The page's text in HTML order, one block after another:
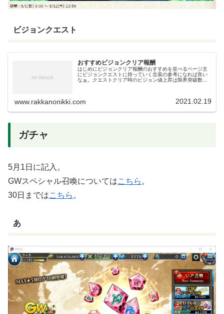
ビジョンクエスト
おすすめビジョンクリア報酬
はじめにビジョンクリア報酬のおすすめを並べるページ主
にビジョンクエストに持っていく念装の参考になれば良い
なぁ。クエストクリア時のビジョン値上昇は限界突破数に
www.rakkanonikki.com 2021.02.19
ガチャ
5月1日に記入。
GWスペシャル召喚についてはこちら 。
30日まではこちら 。
あ